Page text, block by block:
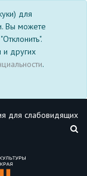
для
Вы можете
и других
.
для слабовидящих